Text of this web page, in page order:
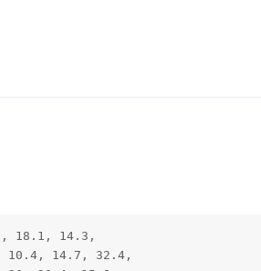
18.1, 14.3,
10.4, 14.7, 32.4,